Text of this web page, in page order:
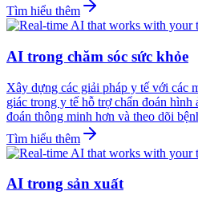
Tìm hiểu thêm
AI trong chăm sóc sức khỏe
Xây dựng các giải pháp y tế với
giác trong y tế hỗ trợ chẩn đoán hình
đoán thông minh hơn và theo dõi
Tìm hiểu thêm
AI trong sản xuất